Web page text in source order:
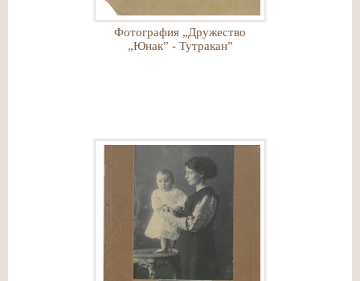
Фотография „Дружество
„Юнак” - Тутракан”